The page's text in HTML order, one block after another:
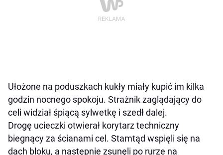
Ułożone na poduszkach kukły miały kupić im kilka
godzin nocnego spokoju. Strażnik zaglądający do
celi widział śpiącą sylwetkę i szedł dalej.
Drogę ucieczki otwierał korytarz techniczny
biegnący za ścianami cel. Stamtąd wspięli się na
dach bloku, a następnie zsunęli po rurze na